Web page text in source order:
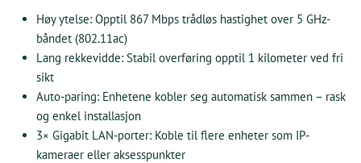
Høy ytelse: Opptil 867 Mbps trådløs hastighet over 5 GHz-
båndet (802.11ac)
Lang rekkevidde: Stabil overføring opptil 1 kilometer ved fri
sikt
Auto-paring: Enhetene kobler seg automatisk sammen – rask
og enkel installasjon
3× Gigabit LAN-porter: Koble til flere enheter som IP-
kameraer eller aksesspunkter